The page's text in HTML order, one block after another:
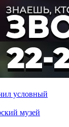
условный
музей